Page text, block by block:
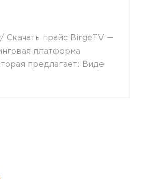
Скачать прайс BirgeTV —
платформа
предлагает: Виде